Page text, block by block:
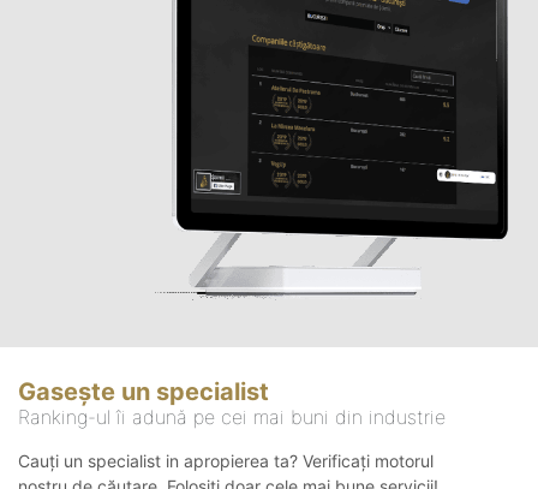
Gasește un specialist
Ranking-ul îi adună pe cei mai buni din industrie
Cauți un specialist in apropierea ta? Verificați motorul